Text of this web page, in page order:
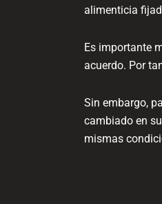
alimenticia
Es importante
acuerdo. Por
Sin embargo,
cambiado en
mismas